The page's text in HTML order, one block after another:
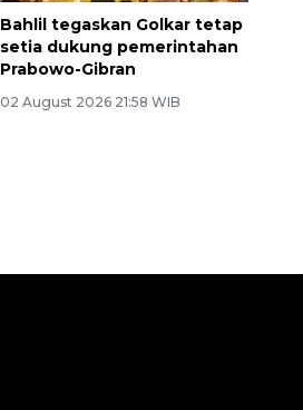
Bahlil tegaskan Golkar tetap
setia dukung pemerintahan
Prabowo-Gibran
02 August 2026 21:58 WIB